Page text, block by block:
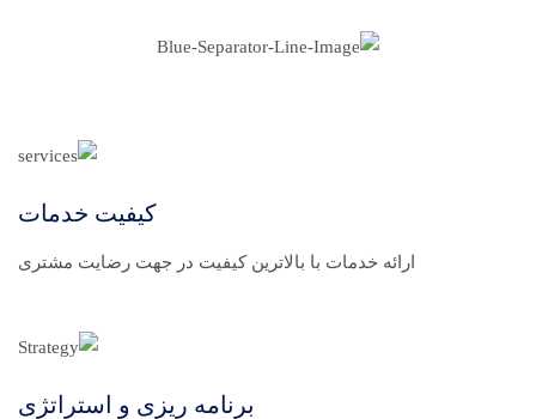
کیفیت خدمات
ارائه خدمات با بالاترین کیفیت در جهت رضایت مشتری
برنامه ریزی و استراتژی